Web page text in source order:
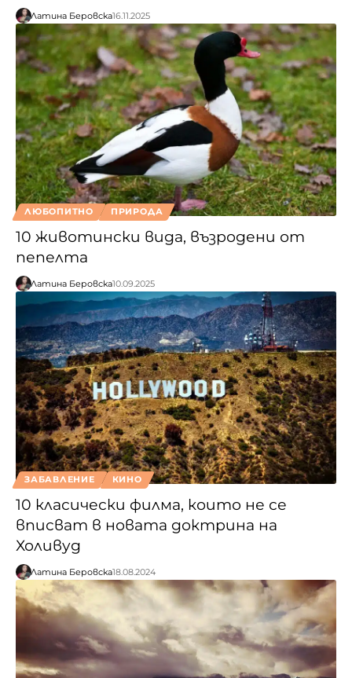
Латина Беровска16.11.2025
ЛЮБОПИТНО ПРИРОДА
10 животински вида, възродени от
пепелта
Латина Беровска10.09.2025
ЗАБАВЛЕНИЕ КИНО
10 класически филма, които не се
вписват в новата доктрина на
Холивуд
Латина Беровска18.08.2024